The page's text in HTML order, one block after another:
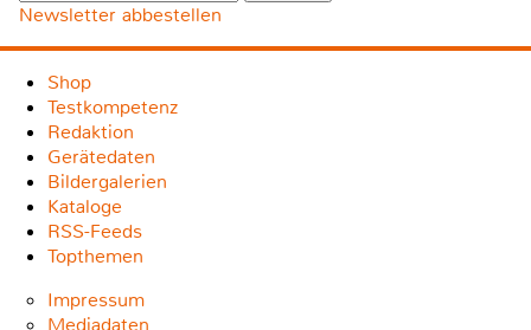
Newsletter abbestellen
Shop
Testkompetenz
Redaktion
Gerätedaten
Bildergalerien
Kataloge
RSS-Feeds
Topthemen
Impressum
Mediadaten